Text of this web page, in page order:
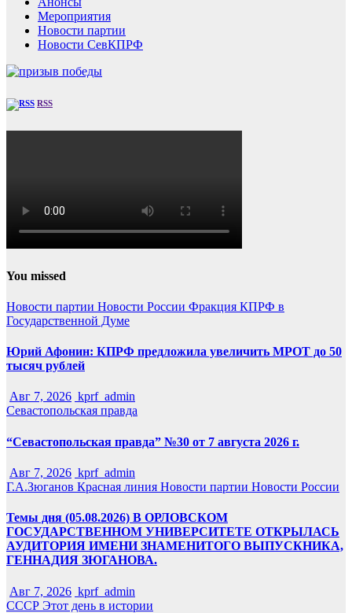
Мероприятия
Новости партии
Новости СевКПРФ
RSS
You missed
Новости партии Новости России Фракция КПРФ в
Государственной Думе
Юрий Афонин: КПРФ предложила увеличить МРОТ до 50
тысяч рублей
Авг 7, 2026 kprf_admin
Севастопольская правда
“Севастопольская правда” №30 от 7 августа 2026 г.
Авг 7, 2026 kprf_admin
Г.А.Зюганов Красная линия Новости партии Новости России
Темы дня (05.08.2026) В ОРЛОВСКОМ
ГОСУДАРСТВЕННОМ УНИВЕРСИТЕТЕ ОТКРЫЛАСЬ
АУДИТОРИЯ ИМЕНИ ЗНАМЕНИТОГО ВЫПУСКНИКА,
ГЕННАДИЯ ЗЮГАНОВА.
Авг 7, 2026 kprf_admin
СССР Этот день в истории